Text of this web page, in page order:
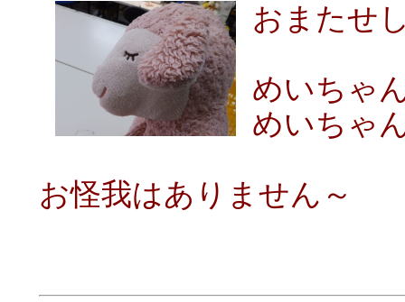
おまたせ
めいちゃ
めいちゃ
お怪我はありません～